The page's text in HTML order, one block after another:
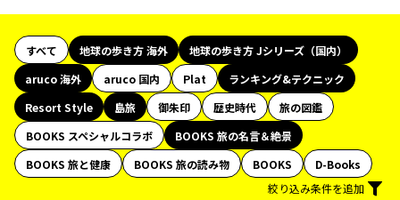
すべて 地球の歩き方 海外
地球の歩き方 Jシリーズ（国内）
aruco 海外
aruco 国内 Plat
ランキング&テクニック
Resort Style
島旅 御朱印 歴史時代
旅の図鑑
BOOKS スペシャルコラボ
BOOKS 旅の名言＆絶景
BOOKS 旅と健康
BOOKS 旅の読み物 BOOKS
D-Books
絞り込み条件を追加